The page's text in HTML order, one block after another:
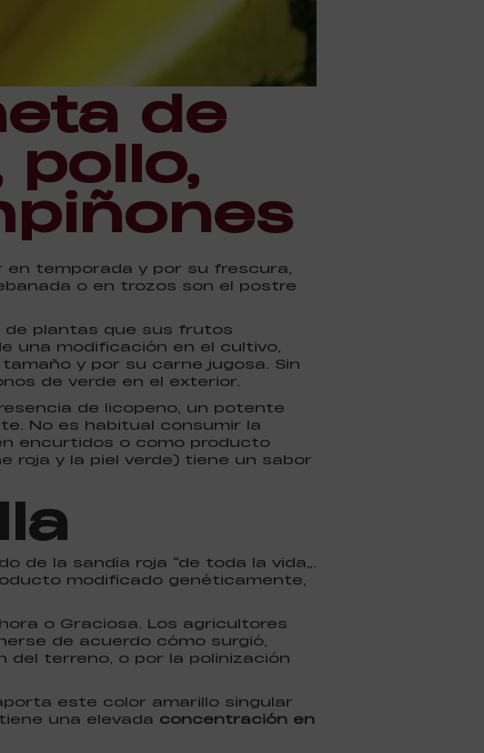
de
pollo,
temporada y por su frescura,
o en trozos son el postre
de plantas que sus frutos
una modificación en el cultivo,
y por su carne jugosa. Sin
de verde en el exterior.
de licopeno, un potente
No es habitual consumir la
encurtidos o como producto
roja y la piel verde) tiene un sabor
de la sandía roja “de toda la vida”.
modificado genéticamente,
o Graciosa. Los agricultores
de acuerdo cómo surgió,
del terreno, o por la polinización
este color amarillo singular
una elevada concentración en